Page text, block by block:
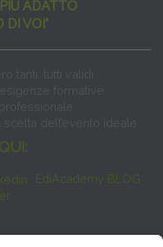
ADATTO
DI VOI"
tanti, tutti validi
formative
dell’evento ideale
EdiAcademy BLOG